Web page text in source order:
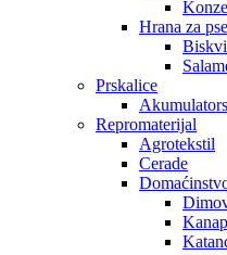
Hrana za pse
Prskalice
Repromaterijal
Agrotekstil
Cerade